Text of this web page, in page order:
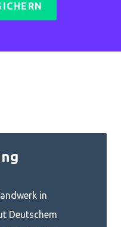
in
Deutschem